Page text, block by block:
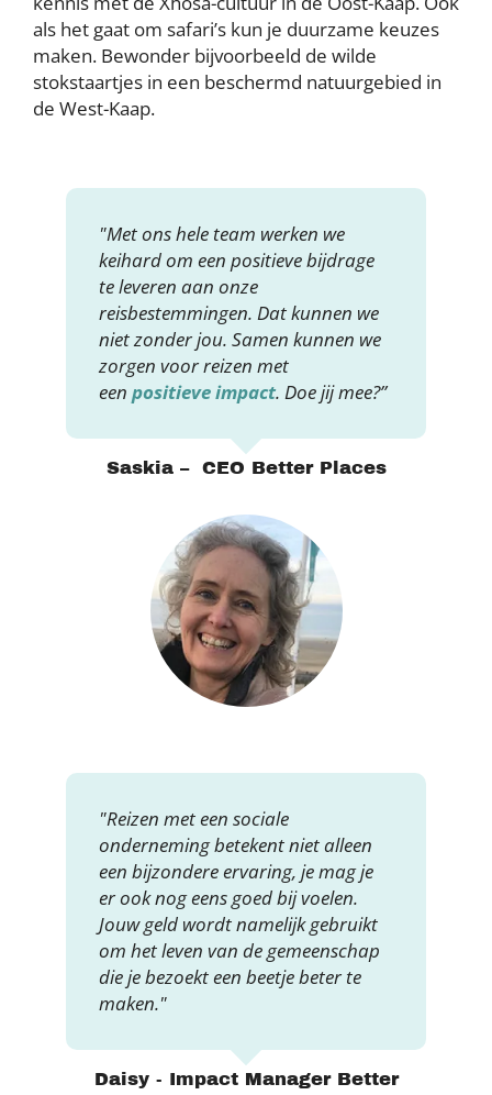
als het gaat om safari’s kun je duurzame keuzes
maken. Bewonder bijvoorbeeld de wilde
stokstaartjes in een beschermd natuurgebied in
de West-Kaap.
"Met ons hele team werken we
keihard om een positieve bijdrage
te leveren aan onze
reisbestemmingen. Dat kunnen we
niet zonder jou. Samen kunnen we
zorgen voor reizen met
een positieve impact. Doe jij mee?”
Saskia – CEO Better Places
"Reizen met een sociale
onderneming betekent niet alleen
een bijzondere ervaring, je mag je
er ook nog eens goed bij voelen.
Jouw geld wordt namelijk gebruikt
om het leven van de gemeenschap
die je bezoekt een beetje beter te
maken."
Daisy - Impact Manager Better